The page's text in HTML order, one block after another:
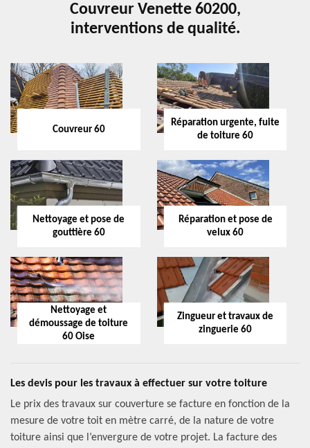
Couvreur Venette 60200,
interventions de qualité.
Couvreur 60
Réparation urgente, fuite
de toiture 60
Nettoyage et pose de
gouttière 60
Réparation et pose de
velux 60
Nettoyage et
démoussage de toiture
60 Oise
Zingueur et travaux de
zinguerie 60
Les devis pour les travaux à effectuer sur votre toiture
Le prix des travaux sur couverture se facture en fonction de la
mesure de votre toit en mètre carré, de la nature de votre
toiture ainsi que l’envergure de votre projet. La facture des